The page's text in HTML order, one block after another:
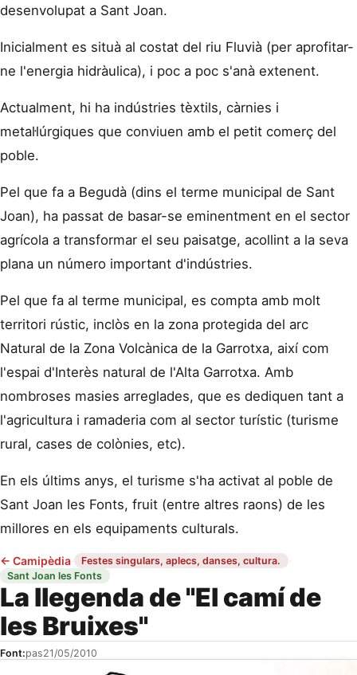
desenvolupat a Sant Joan.
Inicialment es situà al costat del riu Fluvià (per aprofitar-
ne l'energia hidràulica), i poc a poc s'anà extenent.
Actualment, hi ha indústries tèxtils, càrnies i
metal·lúrgiques que conviuen amb el petit comerç del
poble.
Pel que fa a Begudà (dins el terme municipal de Sant
Joan), ha passat de basar-se eminentment en el sector
agrícola a transformar el seu paisatge, acollint a la seva
plana un número important d'indústries.
Pel que fa al terme municipal, es compta amb molt
territori rústic, inclòs en la zona protegida del arc
Natural de la Zona Volcànica de la Garrotxa, així com
l'espai d'Interès natural de l'Alta Garrotxa. Amb
nombroses masies arreglades, que es dediquen tant a
l'agricultura i ramaderia com al sector turístic (turisme
rural, cases de colònies, etc).
En els últims anys, el turisme s'ha activat al poble de
Sant Joan les Fonts, fruit (entre altres raons) de les
millores en els equipaments culturals.
← Camipèdia· Festes singulars, aplecs, danses, cultura. ·
Sant Joan les Fonts
La llegenda de "El camí de
les Bruixes"
Font:pas21/05/2010